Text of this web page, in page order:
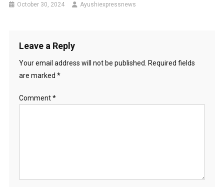
October 30, 2024 Ayushiexpressnews
Leave a Reply
Your email address will not be published.
Required fields
are marked *
Comment*